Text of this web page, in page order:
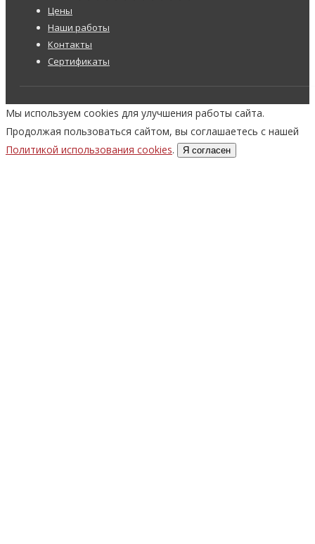
Цены
Наши работы
Контакты
Сертификаты
Мы используем cookies для улучшения работы сайта.
Продолжая пользоваться сайтом, вы соглашаетесь с нашей
Политикой использования cookies. Я согласен